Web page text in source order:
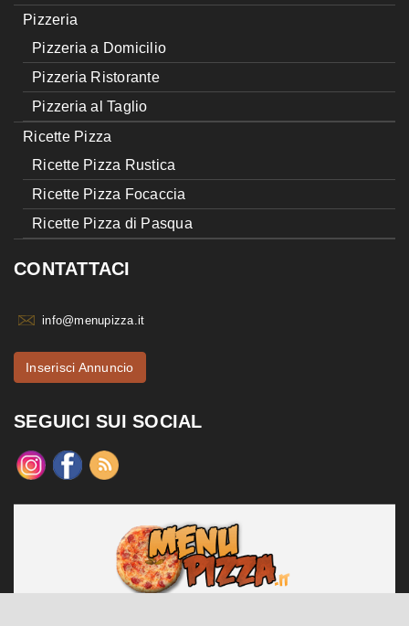
Pizzeria
Pizzeria a Domicilio
Pizzeria Ristorante
Pizzeria al Taglio
Ricette Pizza
Ricette Pizza Rustica
Ricette Pizza Focaccia
Ricette Pizza di Pasqua
CONTATTACI
info@menupizza.it
Inserisci Annuncio
SEGUICI SUI SOCIAL